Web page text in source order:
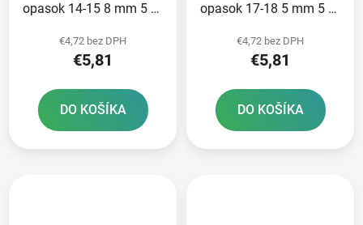
opasok 14-15 8 mm 5 ks
Nemecko
€4,72 bez DPH
€5,81
DO KOŠÍKA
opasok 17-18 5 mm 5 ks
Nemecko
€4,72 bez DPH
€5,81
DO KOŠÍKA